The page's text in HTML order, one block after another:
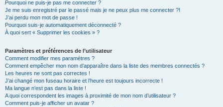
Pourquoi ne puis-je pas me connecter ?
Je me suis enregistré par le passé mais je ne peux plus me connecter ?!
J’ai perdu mon mot de passe !
Pourquoi suis-je automatiquement déconnecté ?
À quoi sert « Supprimer les cookies » ?
Paramètres et préférences de l’utilisateur
Comment modifier mes paramètres ?
Comment empêcher mon nom d’apparaître dans la liste des membres connectés ?
Les heures ne sont pas correctes !
J’ai changé mon fuseau horaire et l’heure est toujours incorrecte !
Ma langue n’est pas dans la liste !
A quoi correspondent les images à proximité de mon nom d’utilisateur ?
Comment puis-je afficher un avatar ?